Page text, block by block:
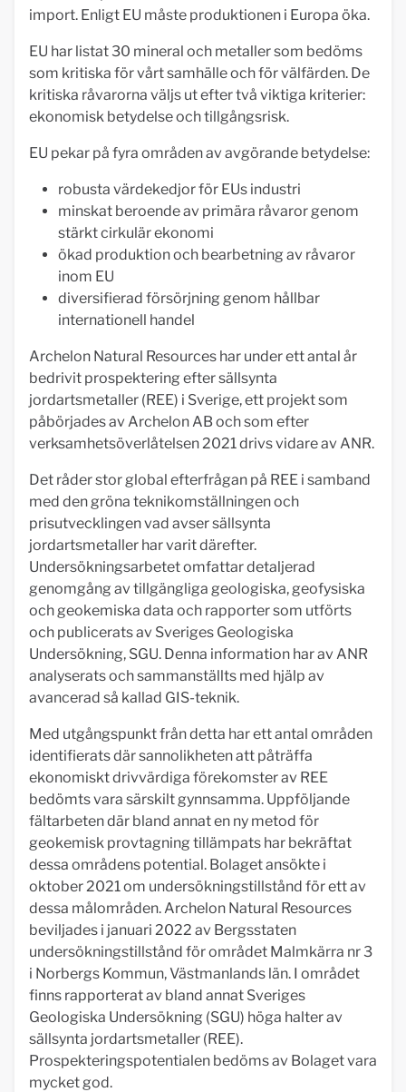
import. Enligt EU måste produktionen i Europa öka.
EU har listat 30 mineral och metaller som bedöms
som kritiska för vårt samhälle och för välfärden. De
kritiska råvarorna väljs ut efter två viktiga kriterier:
ekonomisk betydelse och tillgångsrisk.
EU pekar på fyra områden av avgörande betydelse:
robusta värdekedjor för EUs industri
minskat beroende av primära råvaror genom
stärkt cirkulär ekonomi
ökad produktion och bearbetning av råvaror
inom EU
diversifierad försörjning genom hållbar
internationell handel
Archelon Natural Resources har under ett antal år
bedrivit prospektering efter sällsynta
jordartsmetaller (REE) i Sverige, ett projekt som
påbörjades av Archelon AB och som efter
verksamhetsöverlåtelsen 2021 drivs vidare av ANR.
Det råder stor global efterfrågan på REE i samband
med den gröna teknikomställningen och
prisutvecklingen vad avser sällsynta
jordartsmetaller har varit därefter.
Undersökningsarbetet omfattar detaljerad
genomgång av tillgängliga geologiska, geofysiska
och geokemiska data och rapporter som utförts
och publicerats av Sveriges Geologiska
Undersökning, SGU. Denna information har av ANR
analyserats och sammanställts med hjälp av
avancerad så kallad GIS-teknik.
Med utgångspunkt från detta har ett antal områden
identifierats där sannolikheten att påträffa
ekonomiskt drivvärdiga förekomster av REE
bedömts vara särskilt gynnsamma. Uppföljande
fältarbeten där bland annat en ny metod för
geokemisk provtagning tillämpats har bekräftat
dessa områdens potential. Bolaget ansökte i
oktober 2021 om undersökningstillstånd för ett av
dessa målområden. Archelon Natural Resources
beviljades i januari 2022 av Bergsstaten
undersökningstillstånd för området Malmkärra nr 3
i Norbergs Kommun, Västmanlands län. I området
finns rapporterat av bland annat Sveriges
Geologiska Undersökning (SGU) höga halter av
sällsynta jordartsmetaller (REE).
Prospekteringspotentialen bedöms av Bolaget vara
mycket god.